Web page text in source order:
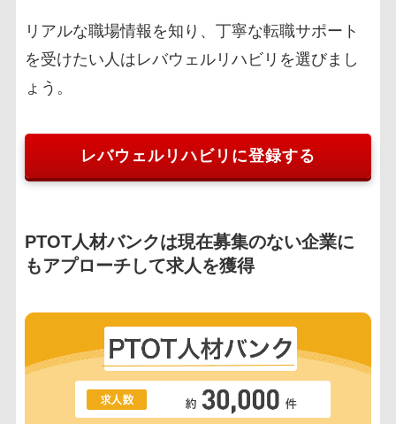
リアルな職場情報を知り、丁寧な転職サポート
を受けたい人はレバウェルリハビリを選びまし
ょう。
レバウェルリハビリに登録する
PTOT人材バンクは現在募集のない企業に
もアプローチして求人を獲得